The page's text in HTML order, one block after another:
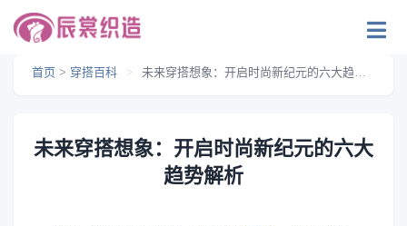
首页 > 穿搭百科 > 未来穿搭想象：开启时尚新纪元的六大趋势解析
未来穿搭想象：开启时尚新纪元的六大
趋势解析